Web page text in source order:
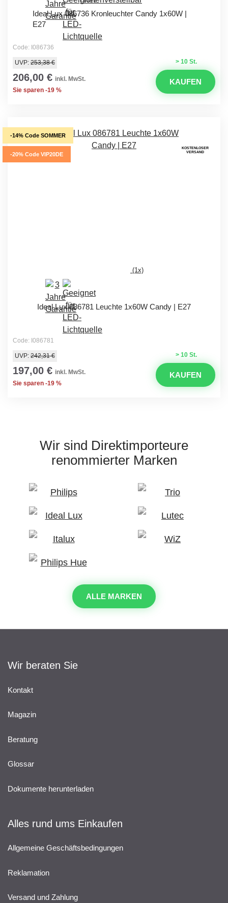
Ideal Lux 086736 Kronleuchter Candy 1x60W |
E27
Code: I086736
> 10 St.
UVP: 253,38 €
206,00 € inkl. MwSt.
Sie sparen -19 %
KAUFEN
-14% Code SOMMER
-20% Code VIP20DE
KOSTENLOSER
VERSAND
(1x)
Ideal Lux 086781 Leuchte 1x60W Candy | E27
Code: I086781
> 10 St.
UVP: 242,31 €
197,00 € inkl. MwSt.
Sie sparen -19 %
KAUFEN
Wir sind Direktimporteure
renommierter Marken
ALLE MARKEN
Wir beraten Sie
Kontakt
Magazin
Beratung
Glossar
Dokumente herunterladen
Alles rund ums Einkaufen
Allgemeine Geschäftsbedingungen
Reklamation
Versand und Zahlung